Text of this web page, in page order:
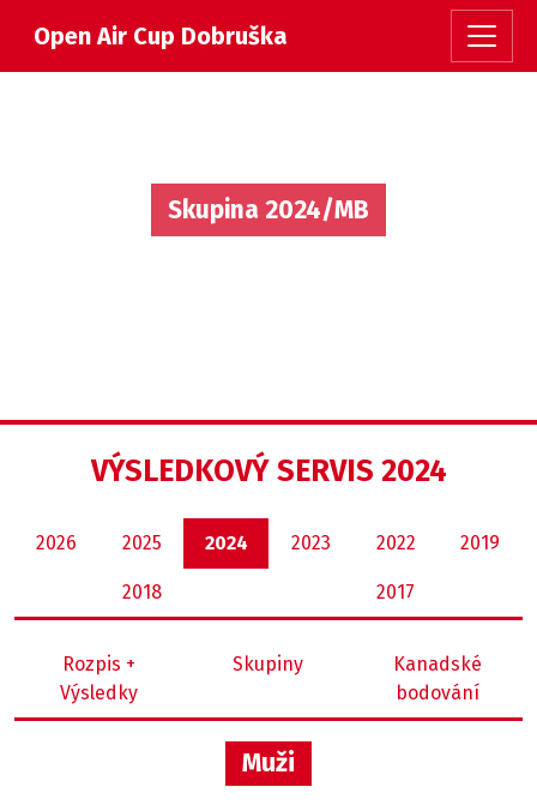
Open Air Cup Dobruška
Skupina 2024/MB
VÝSLEDKOVÝ SERVIS 2024
2026 2025 2024 2023 2022 2019
2018 2017
Rozpis +
Výsledky
Skupiny
Kanadské
bodování
Muži